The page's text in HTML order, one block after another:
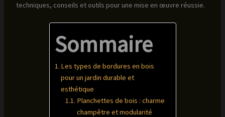
techniques, conseils et outils pour une mise en œuvre réussie.
Sommaire
Les types de bordures en bois
pour un jardin durable et
esthétique
Planchettes de bois : charme
champêtre et modularité